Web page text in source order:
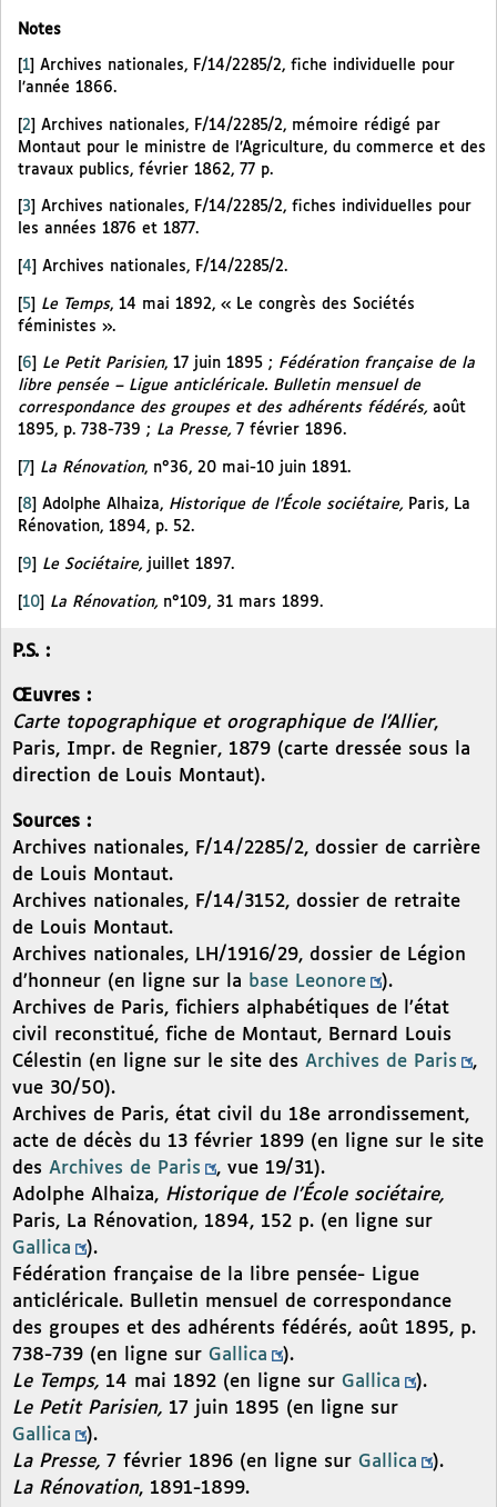
Notes
1
Archives nationales, F/14/2285/2, fiche individuelle pour
l’année 1866.
[2] Archives nationales, F/14/2285/2, mémoire rédigé par
Montaut pour le ministre de l’Agriculture, du commerce et des
travaux publics, février 1862, 77 p.
3
Archives nationales, F/14/2285/2, fiches individuelles pour
les années 1876 et 1877.
4 Archives nationales, F/14/2285/2.
[5] Le Temps, 14 mai 1892, « Le congrès des Sociétés
féministes ».
6 Le Petit Parisien, 17 juin 1895 ; Fédération française de la
libre pensée – Ligue anticléricale. Bulletin mensuel de
correspondance des groupes et des adhérents fédérés, août
1895, p. 738-739 ; La Presse, 7 février 1896.
[7] La Rénovation, n°36, 20 mai-10 juin 1891.
8 Adolphe Alhaiza, Historique de l’École sociétaire, Paris, La
Rénovation, 1894, p. 52.
9 Le Sociétaire, juillet 1897.
[10] La Rénovation, n°109, 31 mars 1899.
P.S. :
Œuvres :
Carte topographique et orographique de l’Allier,
Paris, Impr. de Regnier, 1879 (carte dressée sous la
direction de Louis Montaut).
Sources :
Archives nationales, F/14/2285/2, dossier de carrière
de Louis Montaut.
Archives nationales, F/14/3152, dossier de retraite
de Louis Montaut.
Archives nationales, LH/1916/29, dossier de Légion
d’honneur (en ligne sur la base Leonore
).
Archives de Paris, fichiers alphabétiques de l’état
civil reconstitué, fiche de Montaut, Bernard Louis
Célestin (en ligne sur le site des Archives de Paris
,
vue 30/50).
Archives de Paris, état civil du 18e arrondissement,
acte de décès du 13 février 1899 (en ligne sur le site
des Archives de Paris
, vue 19/31).
Adolphe Alhaiza, Historique de l’École sociétaire,
Paris, La Rénovation, 1894, 152 p. (en ligne sur
Gallica
).
Fédération française de la libre pensée- Ligue
anticléricale. Bulletin mensuel de correspondance
des groupes et des adhérents fédérés, août 1895, p.
738-739 (en ligne sur Gallica
).
Le Temps, 14 mai 1892 (en ligne sur Gallica
).
Le Petit Parisien, 17 juin 1895 (en ligne sur
Gallica
).
La Presse, 7 février 1896 (en ligne sur Gallica
).
La Rénovation, 1891-1899.